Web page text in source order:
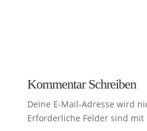
Kommentar Schreiben
Deine E-Mail-Adresse wird
Erforderliche Felder sind mit